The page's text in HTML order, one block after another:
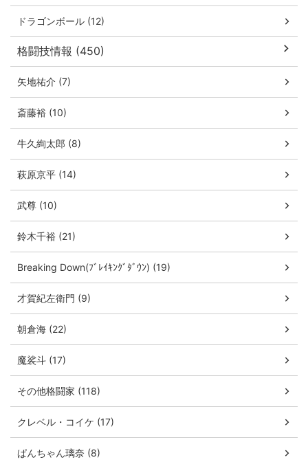
ドラゴンボール (12)
格闘技情報 (450)
矢地祐介 (7)
斎藤裕 (10)
牛久絢太郎 (8)
萩原京平 (14)
武尊 (10)
鈴木千裕 (21)
Breaking Down(ﾌﾞﾚｲｷﾝｸﾞﾀﾞｳﾝ) (19)
才賀紀左衛門 (9)
朝倉海 (22)
魔裟斗 (17)
その他格闘家 (118)
クレベル・コイケ (17)
ぱんちゃん璃奈 (8)